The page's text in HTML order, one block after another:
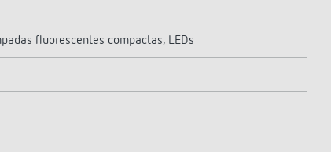
fluorescentes compactas, LEDs